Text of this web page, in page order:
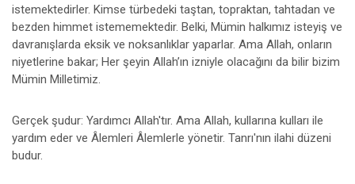
istemektedirler. Kimse türbedeki taştan, topraktan, tahtadan ve
bezden himmet istememektedir. Belki, Mümin halkımız isteyiş ve
davranışlarda eksik ve noksanlıklar yaparlar. Ama Allah, onların
niyetlerine bakar; Her şeyin Allah’ın izniyle olacağını da bilir bizim
Mümin Milletimiz.
Gerçek şudur: Yardımcı Allah'tır. Ama Allah, kullarına kulları ile
yardım eder ve Âlemleri Âlemlerle yönetir. Tanrı'nın ilahi düzeni
budur.